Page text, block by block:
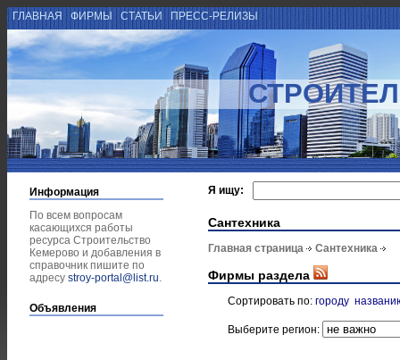
ГЛАВНАЯ ФИРМЫ СТАТЬИ ПРЕСС-РЕЛИЗЫ
Информация
По всем вопросам
касающихся работы
ресурса Строительство
Кемерово и добавления в
справочник пишите по
адресу stroy-portal@list.ru.
Объявления
Я ищу:
Сантехника
Главная страница Сантехника
Фирмы раздела
Сортировать по: городу
Выберите регион: